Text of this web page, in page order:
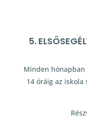
5.
Minden
14 óráig az iskola